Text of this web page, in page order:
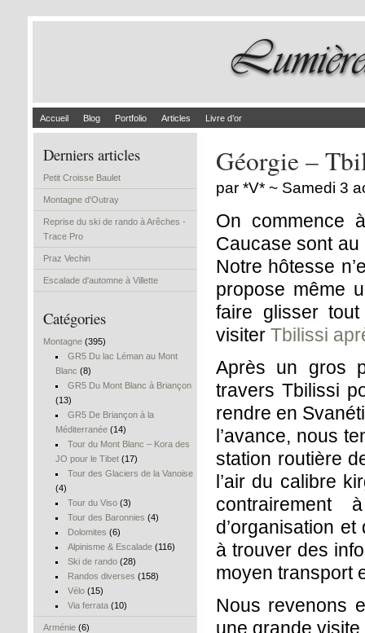
Accueil Blog Portfolio Articles Livre d’or
Derniers articles
Petit Croisse Baulet
Montagne d'Outray
Reprise du ski de rando à Arêches -
Trace Pro
Praz Vechin
Escalade d'automne à Villette
Catégories
Montagne (395)
GR5 Du lac Léman au Mont
Blanc (8)
GR5 Du Mont Blanc à Briançon
(13)
GR5 De Briançon à la
Méditerranée (14)
Tour du Mont Blanc – Kora des
JO pour le Tibet (17)
Tour des Glaciers de la Vanoise
(4)
Tour du Viso(3)
Tour des Baronnies (4)
Dolomites (6)
Alpinisme & Escalade(116)
Ski de rando(28)
Randos diverses (158)
Vélo(15)
Via ferrata(10)
Arménie (6)
Géorgie –
par *V* ~ Samedi 3
On commence
Caucase sont
Notre hôtesse
propose même
faire glisser
visiter Tbilissi
Après un gros
travers Tbilissi
rendre en
l’avance, nous
station routière
l’air du calibre
d’organisation
à trouver des
moyen transport
Nous revenons
une grande